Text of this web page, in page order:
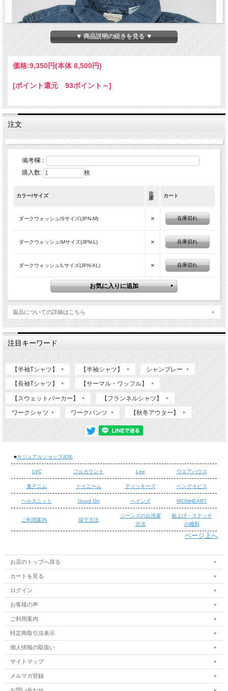
▼ 商品説明の続きを見る ▼
価格:9,350円(本体 8,500円)
[ポイント還元 93ポイント～]
注文
備考欄：
購入数:
枚
カラー/サイズ
在
庫
カート
ダークウォッシュ/Sサイズ(JPN-M) × 在庫切れ
ダークウォッシュ/Mサイズ(JPN-L) × 在庫切れ
ダークウォッシュ/Lサイズ(JPN-XL) × 在庫切れ
返品についての詳細はこちら
注目キーワード
【半袖Tシャツ】 【半袖シャツ】 シャンブレー
【長袖Tシャツ】 【サーマル・ワッフル】
【スウェットパーカー】 【フランネルシャツ】
ワークシャツ ワークパンツ 【秋冬アウター】
■カジュアルショップJOE
LVC フルカウント Lee ウエアハウス
鬼デニム ドゥニーム ディッキーズ ベンデイビス
ヘルスニット Good On ヘインズ IRONHEART
ご利用案内 採寸方法
ジーンズのお洗濯
方法
裾上げ・ステッチ
の種類
ページ上へ
/お店のトップへ戻る
カートを見る
ログイン
お客様の声
ご利用案内
特定商取引法表示
個人情報の取扱い
サイトマップ
メルマガ登録